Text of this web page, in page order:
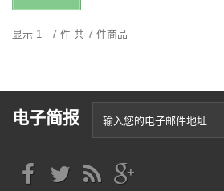
显示 1 - 7 件 共 7 件商品
电子简报